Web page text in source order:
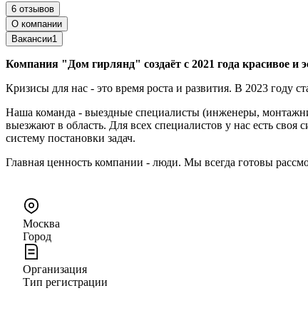
6 отзывов
О компании
Вакансии1
Компания "Дом гирлянд" создаёт с 2021 года красивое и
Кризисы для нас - это время роста и развития. В 2023 году
Наша команда - выездные специалисты (инженеры,
выезжают в область. Для всех специалистов у нас есть
систему постановки задач.
Главная ценность компании - люди. Мы всегда готовы
Москва
Город
Организация
Тип регистрации